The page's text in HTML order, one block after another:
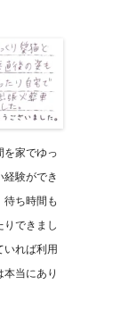
を家でゆっ
経験ができ
待ち時間も
りできまし
いれば利用
当にあり